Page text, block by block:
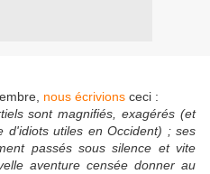
nous écrivions ceci :
sont magnifiés, exagérés (et
d'idiots utiles en Occident) ; ses
passés sous silence et vite
aventure censée donner au